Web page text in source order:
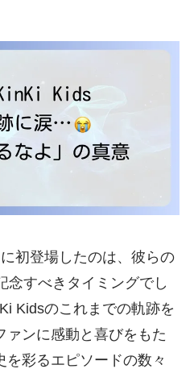
初登場したのは、彼らの
念すべきタイミングでし
Kidsのこれまでの軌跡を
ァンに感動と喜びをもた
を彩るエピソードの数々